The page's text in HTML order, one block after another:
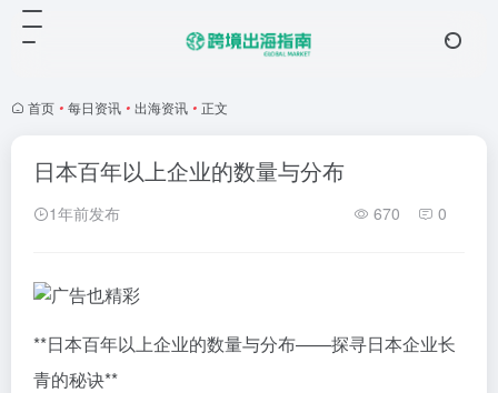
首页 • 每日资讯 • 出海资讯 • 正文
日本百年以上企业的数量与分布
1年前发布 670 0
**日本百年以上企业的数量与分布——探寻日本企业长
青的秘诀**